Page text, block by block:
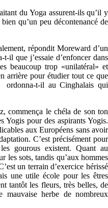
du Yoga assurent-ils qu’il y
qu’un peu décontenancé de
répondit Moreward d’un
il que j’essaie d’enfoncer dans
beaucoup trop «unilatéral» et
arrière pour étudier tout ce que
t-il au Cinghalais qui
commença le chéla de son ton
Yogis pour des aspirants Yogis.
aux Européens sans avoir
C’est précisément pour
gourous existent. Quant au
les sots, tandis qu’aux hommes
un terrain d’exercice hérissé
une utile école pour les êtres
tantôt les fleurs, très belles, de
mauvaise herbe de nombreux